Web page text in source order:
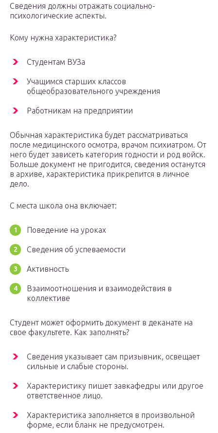
Сведения должны отражать социально-
психологические аспекты.
Кому нужна характеристика?
Студентам ВУЗа
Учащимся старших классов
общеобразовательного учреждения
Работникам на предприятии
Обычная характеристика будет рассматриваться
после медицинского осмотра, врачом психиатром. От
него будет зависеть категория годности и род войск.
Больше документ не пригодится, сведения останутся
в архиве, характеристика прикрепится в личное
дело.
С места школа она включает:
Поведение на уроках
Сведения об успеваемости
Активность
Взаимоотношения и взаимодействия в
коллективе
Студент может оформить документ в деканате на
свое факультете. Как заполнять?
Сведения указывает сам призывник, освещает
сильные и слабые стороны.
Характеристику пишет завкафедры или другое
ответственное лицо.
Характеристика заполняется в произвольной
форме, если бланк не предусмотрен.